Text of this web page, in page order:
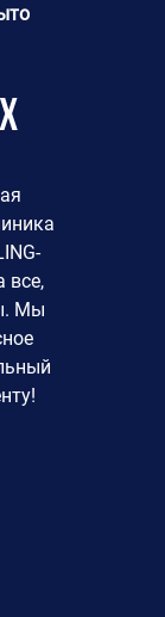
все,
Мы